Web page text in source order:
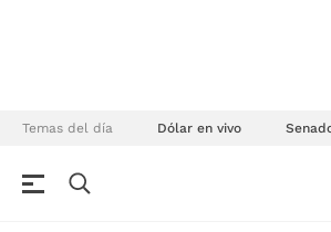
Temas del día Dólar en vivo